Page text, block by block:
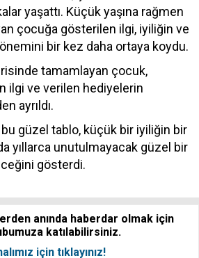
yaşattı. Küçük yaşına rağmen
çocuğa gösterilen ilgi, iyiliğin ve
bir kez daha ortaya koydu.
tamamlayan çocuk,
ilgi ve verilen hediyelerin
ayrıldı.
güzel tablo, küçük bir iyiliğin bir
yıllarca unutulmayacak güzel bir
gösterdi.
anında haberdar olmak için
katılabilirsiniz.
için tıklayınız!